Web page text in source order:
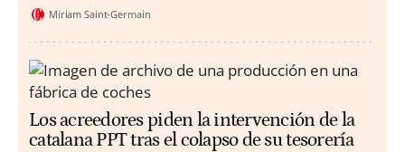
Miriam Saint-Germain
Los acreedores piden la intervención de la
catalana PPT tras el colapso de su tesorería